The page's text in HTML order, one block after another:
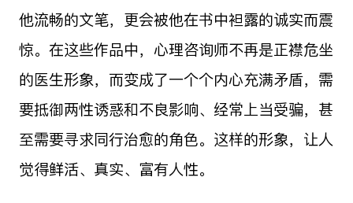
他流畅的文笔，更会被他在书中袒露的诚实而震
惊。在这些作品中，心理咨询师不再是正襟危坐
的医生形象，而变成了一个个内心充满矛盾，需
要抵御两性诱惑和不良影响、经常上当受骗，甚
至需要寻求同行治愈的角色。这样的形象，让人
觉得鲜活、真实、富有人性。